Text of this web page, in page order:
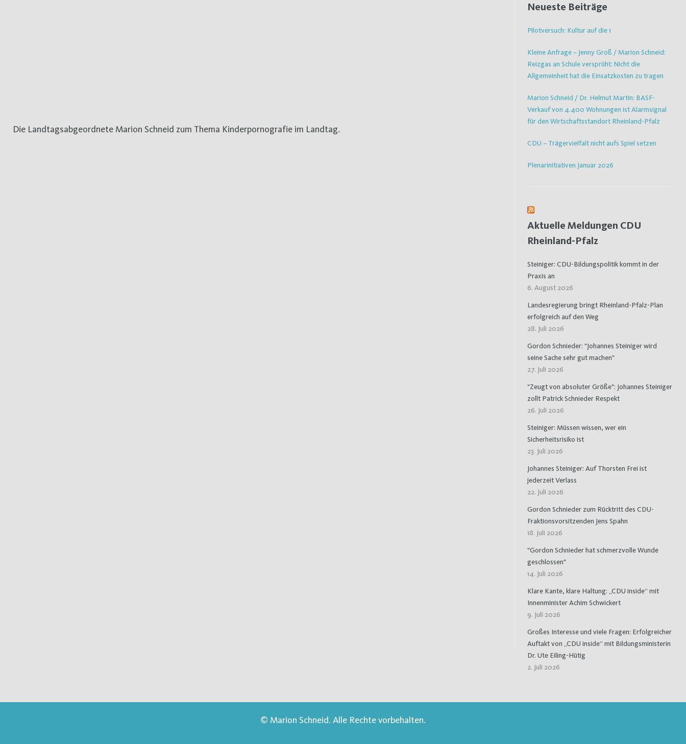
Die Landtagsabgeordnete Marion Schneid zum Thema Kinderpornografie im Landtag.
Neueste Beiträge
Pilotversuch: Kultur auf die 1
Kleine Anfrage – Jenny Groß / Marion Schneid:
Reizgas an Schule versprüht: Nicht die
Allgemeinheit hat die Einsatzkosten zu tragen
Marion Schneid / Dr. Helmut Martin: BASF-
Verkauf von 4.400 Wohnungen ist Alarmsignal
für den Wirtschaftsstandort Rheinland-Pfalz
CDU – Trägervielfalt nicht aufs Spiel setzen
Plenarinitiativen Januar 2026
Aktuelle Meldungen CDU
Rheinland-Pfalz
Steiniger: CDU-Bildungspolitik kommt in der
Praxis an
6. August 2026
Landesregierung bringt Rheinland-Pfalz-Plan
erfolgreich auf den Weg
28. Juli 2026
Gordon Schnieder: "Johannes Steiniger wird
seine Sache sehr gut machen"
27. Juli 2026
"Zeugt von absoluter Größe": Johannes Steiniger
zollt Patrick Schnieder Respekt
26. Juli 2026
Steiniger: Müssen wissen, wer ein
Sicherheitsrisiko ist
23. Juli 2026
Johannes Steiniger: Auf Thorsten Frei ist
jederzeit Verlass
22. Juli 2026
Gordon Schnieder zum Rücktritt des CDU-
Fraktionsvorsitzenden Jens Spahn
18. Juli 2026
"Gordon Schnieder hat schmerzvolle Wunde
geschlossen"
14. Juli 2026
Klare Kante, klare Haltung: „CDU inside“ mit
Innenminister Achim Schwickert
9. Juli 2026
Großes Interesse und viele Fragen: Erfolgreicher
Auftakt von „CDU inside“ mit Bildungsministerin
Dr. Ute Eiling-Hütig
2. Juli 2026
© Marion Schneid. Alle Rechte vorbehalten.